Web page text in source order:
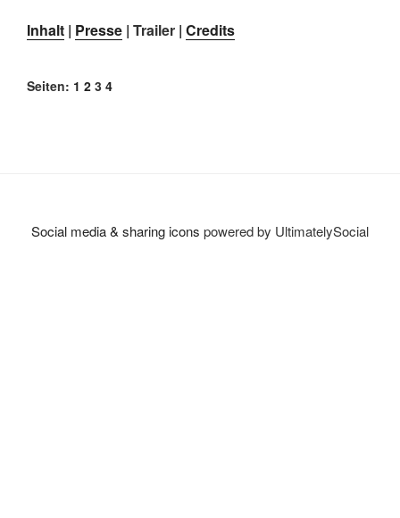
Inhalt | Presse | Trailer | Credits
Seiten: 1 2 3 4
Social media & sharing icons powered by UltimatelySocial